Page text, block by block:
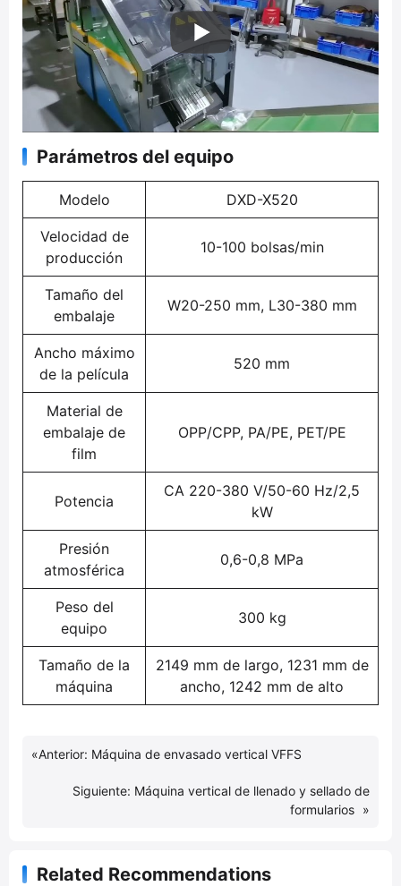
Parámetros del equipo
Modelo DXD-X520
Velocidad de
producción
10-100 bolsas/min
Tamaño del
embalaje
W20-250 mm, L30-380 mm
Ancho máximo
de la película
520 mm
Material de
embalaje de
film
OPP/CPP, PA/PE, PET/PE
Potencia
CA 220-380 V/50-60 Hz/2,5
kW
Presión
atmosférica
0,6-0,8 MPa
Peso del
equipo
300 kg
Tamaño de la
máquina
2149 mm de largo, 1231 mm de
ancho, 1242 mm de alto
«Anterior: Máquina de envasado vertical VFFS
Siguiente: Máquina vertical de llenado y sellado de
formularios »
Related Recommendations